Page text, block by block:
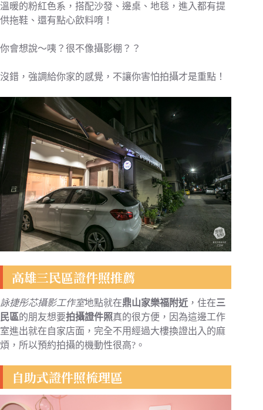
溫暖的粉紅色系，搭配沙發、邊桌、地毯，進入都有提
供拖鞋、還有點心飲料唷！
你會想說～咦？很不像攝影棚？？
沒錯，強調給你家的感覺，不讓你害怕拍攝才是重點！
高雄三民區證件照推薦
詠捷彤芯攝影工作室地點就在鼎山家樂福附近 ，住在三
民區的朋友想要拍攝證件照真的很方便，因為這邊工作
室進出就在自家店面，完全不用經過大樓換證出入的麻
煩，所以預約拍攝的機動性很高?。
自助式證件照梳理區